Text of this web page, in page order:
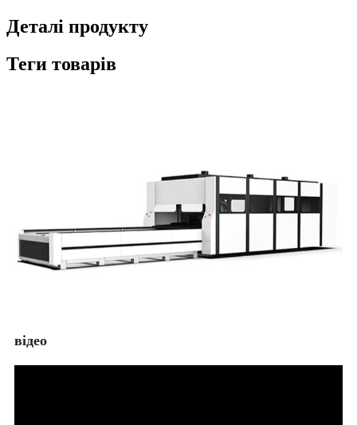
Деталі продукту
Теги товарів
відео